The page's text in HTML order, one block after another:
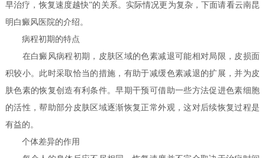
早治疗，恢复速度越快”的关系。实际情况更为复杂，下面请看云南昆
明白癜风医院的介绍。
病程初期的特点
在白癜风病程初期，皮肤区域的色素减退可能相对局限，皮损面
积较小。此时采取恰当的措施，有助于减缓色素减退的扩展，并为皮
肤色素的恢复创造有利条件。早期干预可借助一些方法促进色素细胞
的活性，帮助部分皮肤区域逐渐恢复正常外观，这对后续恢复过程是
有益的。
个体差异的作用